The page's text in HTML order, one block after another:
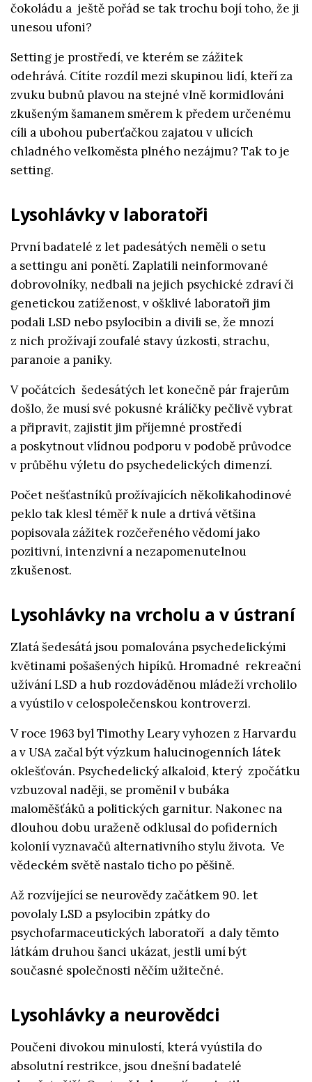
čokoládu a ještě pořád se tak trochu bojí toho, že ji
unesou ufoni?
Setting je prostředí, ve kterém se zážitek
odehrává. Cítíte rozdíl mezi skupinou lidí, kteří za
zvuku bubnů plavou na stejné vlně kormidlováni
zkušeným šamanem směrem k předem určenému
cíli a ubohou puberťačkou zajatou v ulicích
chladného velkoměsta plného nezájmu? Tak to je
setting.
Lysohlávky v laboratoři
První badatelé z let padesátých neměli o setu
a settingu ani ponětí. Zaplatili neinformované
dobrovolníky, nedbali na jejich psychické zdraví či
genetickou zatíženost, v ošklivé laboratoři jim
podali LSD nebo psylocibin a divili se, že mnozí
z nich prožívají zoufalé stavy úzkosti, strachu,
paranoie a paniky.
V počátcích šedesátých let konečně pár frajerům
došlo, že musí své pokusné králíčky pečlivě vybrat
a připravit, zajistit jim příjemné prostředí
a poskytnout vlídnou podporu v podobě průvodce
v průběhu výletu do psychedelických dimenzí.
Počet nešťastníků prožívajících několikahodinové
peklo tak klesl téměř k nule a drtivá většina
popisovala zážitek rozčeřeného vědomí jako
pozitivní, intenzivní a nezapomenutelnou
zkušenost.
Lysohlávky na vrcholu a v ústraní
Zlatá šedesátá jsou pomalována psychedelickými
květinami pošašených hipíků. Hromadné rekreační
užívání LSD a hub rozdováděnou mládeží vrcholilo
a vyústilo v celospolečenskou kontroverzi.
V roce 1963 byl Timothy Leary vyhozen z Harvardu
a v USA začal být výzkum halucinogenních látek
oklešťován. Psychedelický alkaloid, který zpočátku
vzbuzoval naději, se proměnil v bubáka
maloměšťáků a politických garnitur. Nakonec na
dlouhou dobu uraženě odklusal do pofiderních
kolonií vyznavačů alternativního stylu života. Ve
vědeckém světě nastalo ticho po pěšině.
Až rozvíjející se neurovědy začátkem 90. let
povolaly LSD a psylocibin zpátky do
psychofarmaceutických laboratoří a daly těmto
látkám druhou šanci ukázat, jestli umí být
současné společnosti něčím užitečné.
Lysohlávky a neurovědci
Poučeni divokou minulostí, která vyústila do
absolutní restrikce, jsou dnešní badatelé